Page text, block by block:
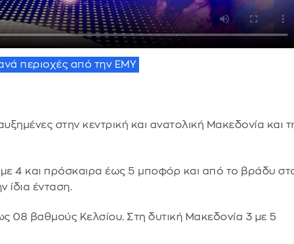
περιοχές από την ΕΜΥ
στην κεντρική και ανατολική Μακεδονία και
με 4 και πρόσκαιρα έως 5 μποφόρ και από το βράδυ
ίδια ένταση.
08 βαθμούς Κελσίου. Στη δυτική Μακεδονία 3 με 5